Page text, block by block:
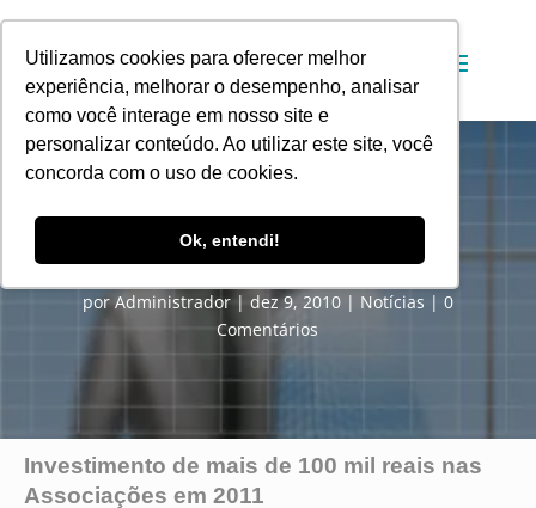
Utilizamos cookies para oferecer melhor
experiência, melhorar o desempenho, analisar
como você interage em nosso site e
personalizar conteúdo. Ao utilizar este site, você
concorda com o uso de cookies.
Ok, entendi!
2011: Serão Investidos de mais de
R$ 100 mil nas associações
porAdministrador dez 9, 2010 Notícias
0
Comentários
Investimento de mais de 100 mil reais nas
Associações em 2011